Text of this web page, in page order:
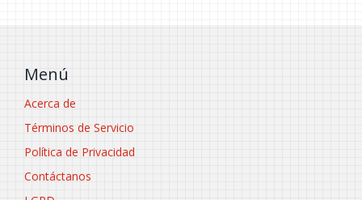
Menú
Acerca de
Términos de Servicio
Política de Privacidad
Contáctanos